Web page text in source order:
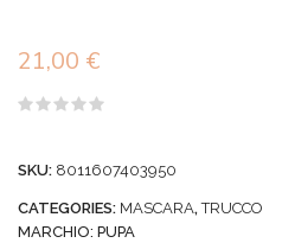
21,00 €
5
SKU: 8011607403950
CATEGORIES: MASCARA,TRUCCO
MARCHIO: PUPA